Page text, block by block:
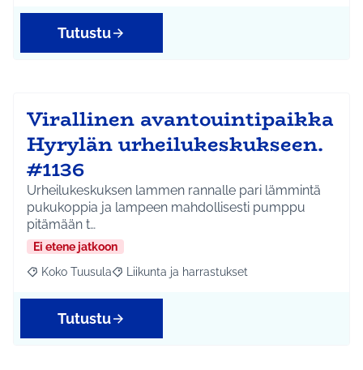
Tutustu
Virallinen avantouintipaikka
Hyrylän urheilukeskukseen.
#1136
Urheilukeskuksen lammen rannalle pari lämmintä
pukukoppia ja lampeen mahdollisesti pumppu
pitämään t…
Ei etene jatkoon
Rajaa tulokset aihepiirin mukaan: Koko Tuusula
Koko Tuusula Rajaa tulokset teeman mukaan: Liikunta ja
Liikunta ja harrastukset
Tutustu